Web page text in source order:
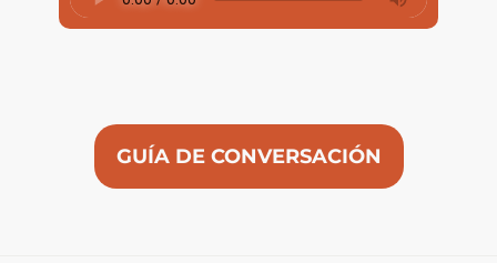
GUÍA DE CONVERSACIÓN